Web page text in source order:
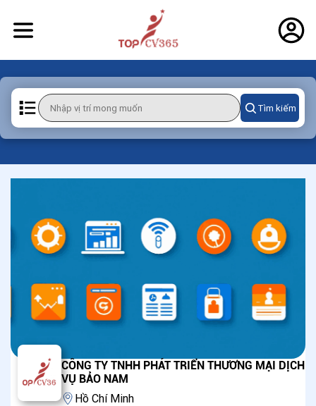
Tìm kiếm
CÔNG TY TNHH PHÁT TRIỂN THƯƠNG MẠI DỊCH
VỤ BẢO NAM
Hồ Chí Minh